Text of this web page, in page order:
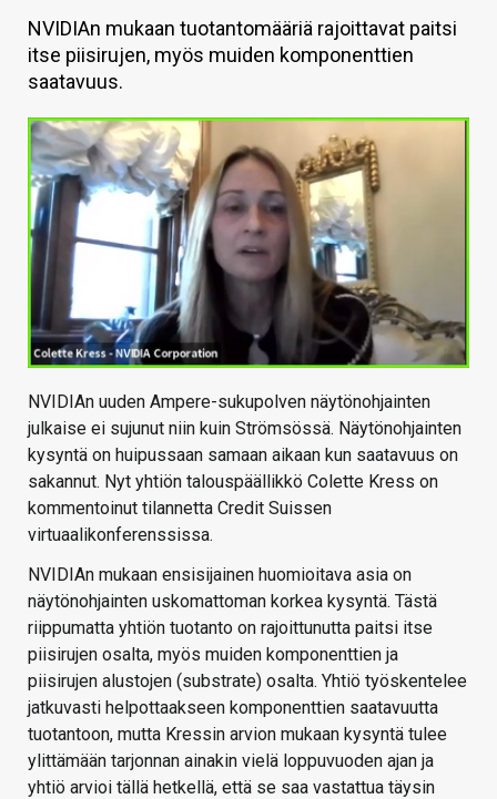
TIETOA
HINTA.FI
VAIHDA TEEMA
HAKU
NVIDIAn mukaan tuotantomääriä rajoittavat paitsi
itse piisirujen, myös muiden komponenttien
saatavuus.
NVIDIAn uuden Ampere-sukupolven näytönohjainten
julkaise ei sujunut niin kuin Strömsössä. Näytönohjainten
kysyntä on huipussaan samaan aikaan kun saatavuus on
sakannut. Nyt yhtiön talouspäällikkö Colette Kress on
kommentoinut tilannetta Credit Suissen
virtuaalikonferenssissa.
NVIDIAn mukaan ensisijainen huomioitava asia on
näytönohjainten uskomattoman korkea kysyntä. Tästä
riippumatta yhtiön tuotanto on rajoittunutta paitsi itse
piisirujen osalta, myös muiden komponenttien ja
piisirujen alustojen (substrate) osalta. Yhtiö työskentelee
jatkuvasti helpottaakseen komponenttien saatavuutta
tuotantoon, mutta Kressin arvion mukaan kysyntä tulee
ylittämään tarjonnan ainakin vielä loppuvuoden ajan ja
yhtiö arvioi tällä hetkellä, että se saa vastattua täysin